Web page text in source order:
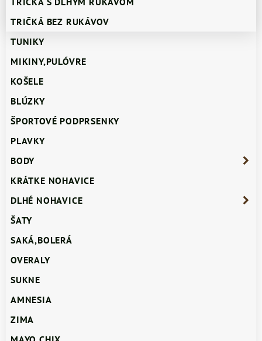
TRIČKÁ BEZ RUKÁVOV
TUNIKY
MIKINY,PULÓVRE
KOŠELE
BLÚZKY
ŠPORTOVÉ PODPRSENKY
PLAVKY
BODY
KRÁTKE NOHAVICE
DLHÉ NOHAVICE
ŠATY
SAKÁ,BOLERÁ
OVERALY
SUKNE
AMNESIA
ZIMA